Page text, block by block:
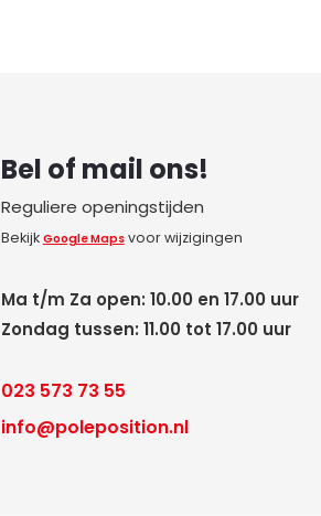
Bel of mail ons!
Reguliere openingstijden
Bekijk Google Mapsvoor wijzigingen
Ma t/m Za open: 10.00 en 17.00 uur
Zondag tussen: 11.00 tot 17.00 uur
023 573 73 55
info@poleposition.nl